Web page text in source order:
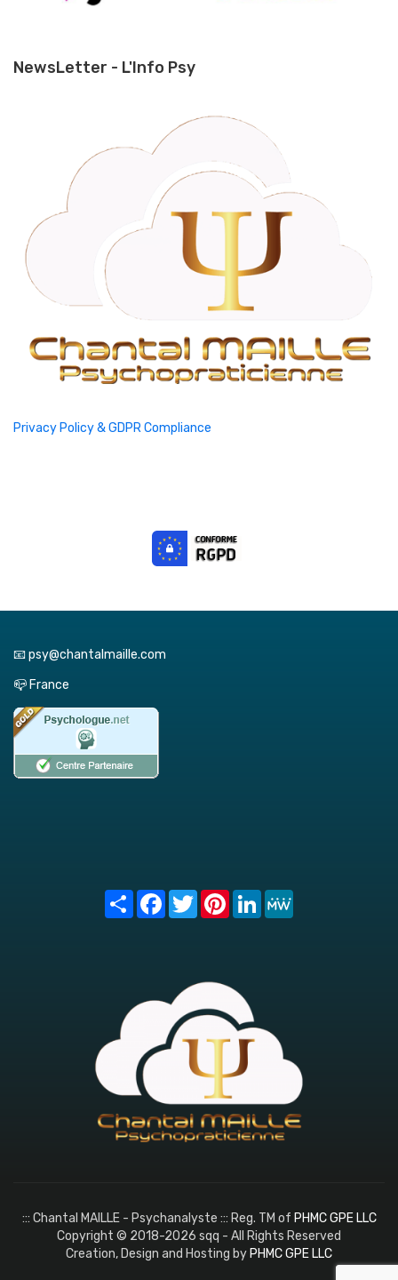
NewsLetter - L'Info Psy
Privacy Policy & GDPR Compliance
📧 psy@chantalmaille.com
📪 France
Share FacebookTwitterPinterest
LinkedIn
::: Chantal MAILLE - Psychanalyste ::: Reg. TM of PHMC GPE LLC
Copyright © 2018-2026 sqq - All Rights Reserved
Creation, Design and Hosting byPHMC GPE LLC